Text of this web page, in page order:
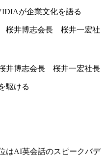
が企業文化を語る
井博志会長 桜井一宏社長
駆ける
はAI英会話のスピークバデ